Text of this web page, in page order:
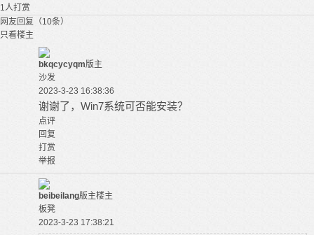
1人打赏
网友回复（10条）
只看楼主
bkqcycyqm版主
沙发
2023-3-23 16:38:36
谢谢了，Win7系统可否能安装？
点评
回复
打赏
举报
beibeilang版主楼主
板凳
2023-3-23 17:38:21